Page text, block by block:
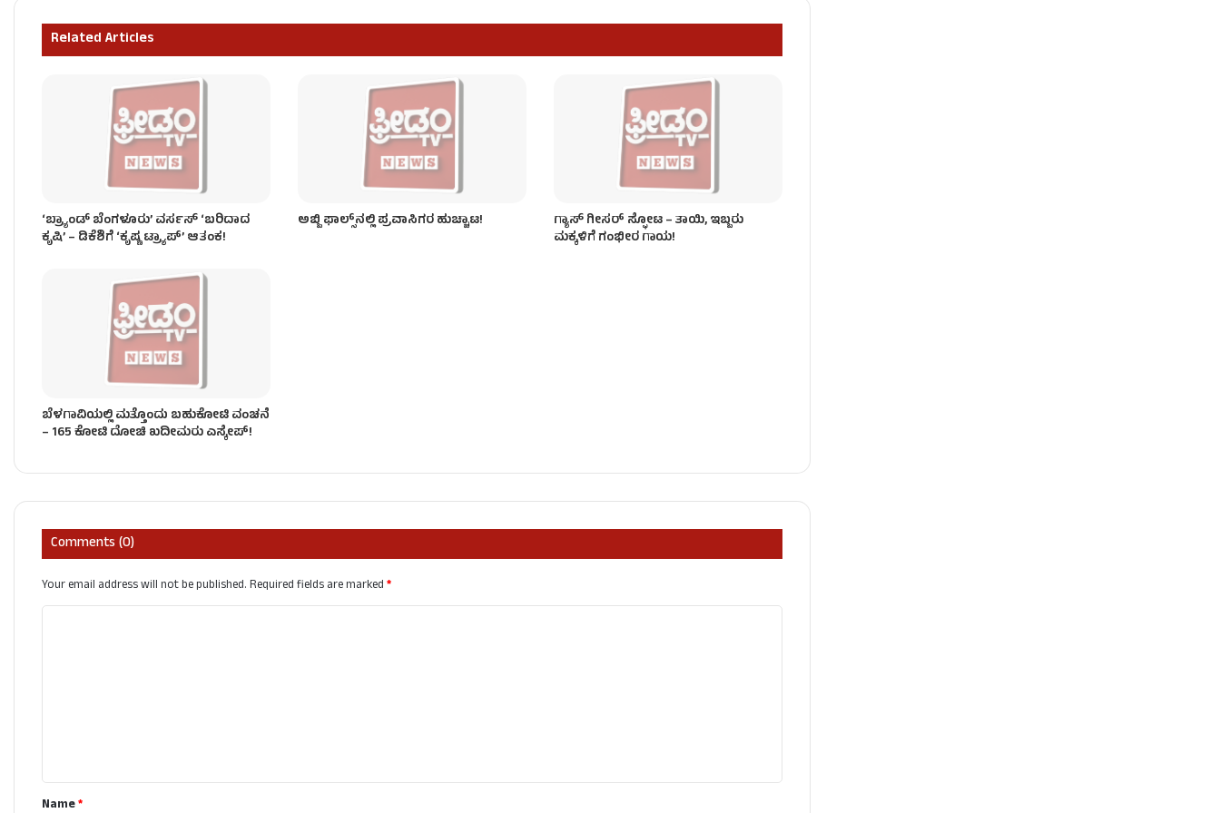
ಫ್ರೀಡಂ ಟಿವಿ ಬಿಗ್ ಇಂಪ್ಯಾಕ್ಟ್: ಗಣಿ ಇಲಾಖೆಗೆ ಸಿಎಂ ಡಿ.ಕೆ.ಶಿವಕುಮಾರ್ ಸಖತ್ ಸರ್ಜರಿ!
Related Articles
‘ಬ್ರ್ಯಾಂಡ್ ಬೆಂಗಳೂರು’ ವರ್ಸಸ್ ‘ಬರಿದಾದ
ಕೃಷಿ’ – ಡಿಕೆಶಿಗೆ ‘ಕೃಷ್ಣ ಟ್ರ್ಯಾಪ್’ ಆತಂಕ!
ಅಬ್ಬಿ ಫಾಲ್ಸ್​ನಲ್ಲಿ ಪ್ರವಾಸಿಗರ ಹುಚ್ಚಾಟ!
ಗ್ಯಾಸ್ ಗೀಸರ್​​ ಸ್ಫೋಟ – ತಾಯಿ, ಇಬ್ಬರು
ಮಕ್ಕಳಿಗೆ ಗಂಭೀರ ಗಾಯ!
ಬೆಳಗಾವಿಯಲ್ಲಿ ಮತ್ತೊಂದು ಬಹುಕೋಟಿ ವಂಚನೆ
– 165 ಕೋಟಿ ದೋಚಿ ಖದೀಮರು ಎಸ್ಕೇಪ್!
Comments (0)
Your email address will not be published.Required fields are marked*
t
*Name*